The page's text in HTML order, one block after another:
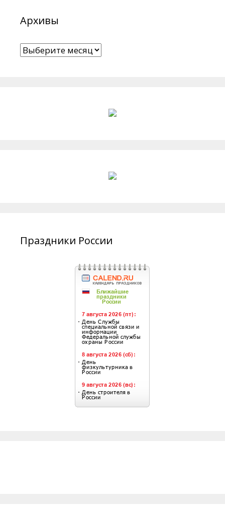
Архивы
Архивы
Праздники России